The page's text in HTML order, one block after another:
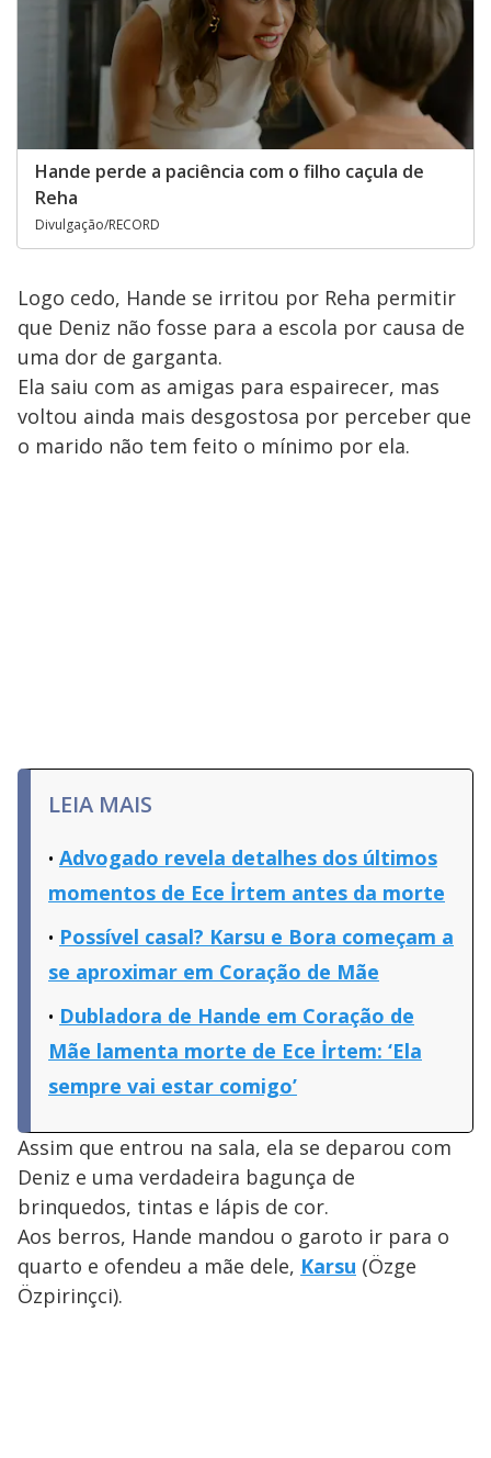
Hande perde a paciência com o filho caçula de
Reha
Divulgação/RECORD
Logo cedo, Hande se irritou por Reha permitir
que Deniz não fosse para a escola por causa de
uma dor de garganta.
Ela saiu com as amigas para espairecer, mas
voltou ainda mais desgostosa por perceber que
o marido não tem feito o mínimo por ela.
LEIA MAIS
Advogado revela detalhes dos últimos
momentos de Ece İrtem antes da morte
Possível casal? Karsu e Bora começam a
se aproximar em Coração de Mãe
Dubladora de Hande em Coração de
Mãe lamenta morte de Ece İrtem: ‘Ela
sempre vai estar comigo’
Assim que entrou na sala, ela se deparou com
Deniz e uma verdadeira bagunça de
brinquedos, tintas e lápis de cor.
Aos berros, Hande mandou o garoto ir para o
quarto e ofendeu a mãe dele, Karsu (Özge
Özpirinçci).